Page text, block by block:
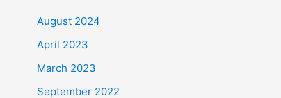
August 2024
April 2023
March 2023
September 2022